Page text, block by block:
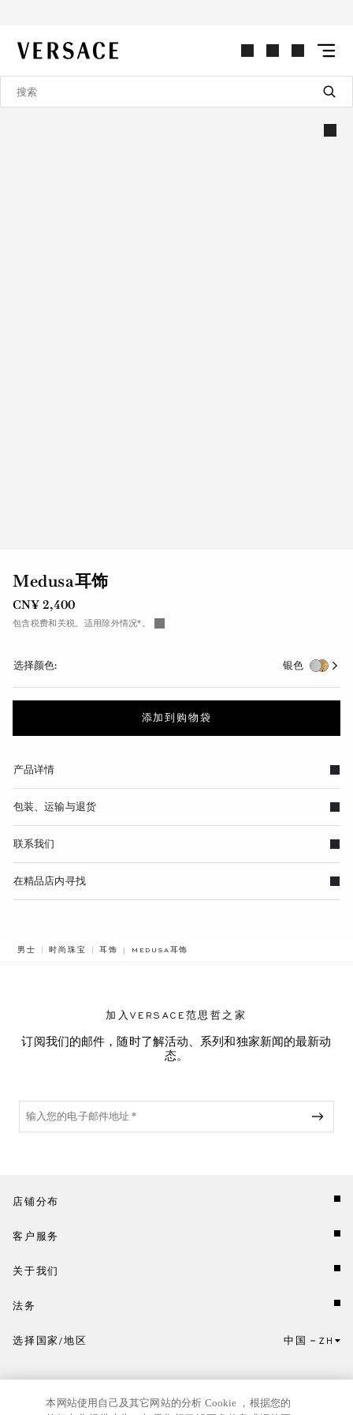
VERSACE | 主页
Medusa耳饰
CN¥ 2,400
包含税费和关税。适用除外情况*。
选择颜色: 银色
添加到购物袋
产品详情
包装、运输与退货
联系我们
在精品店内寻找
男士 时尚珠宝 耳饰 BREADCRUMB.ADA.LABEL.CURRENT
MEDUSA耳饰
加入VERSACE范思哲之家
订阅我们的邮件，随时了解活动、系列和独家新闻的最新动
态。
店铺分布
客户服务
关于我们
法务
点击此处选择国家/地区和语言。
选择国家/地区 中国 ZH
本网站使用自己及其它网站的分析 Cookie ，根据您的